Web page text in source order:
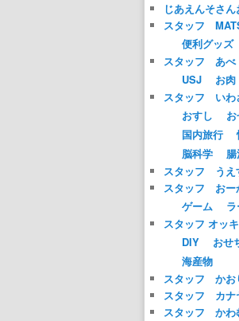
じあえんそさ
スタッフ
便利グッズ
スタッフ あべ
USJ
お肉
スタッフ いわ
おすし
国内旅行
脳科学
スタッフ うえ
スタッフ おー
ゲーム
スタッフ オッ
DIY
おせ
海産物
スタッフ かお
スタッフ カナ
スタッフ かわ